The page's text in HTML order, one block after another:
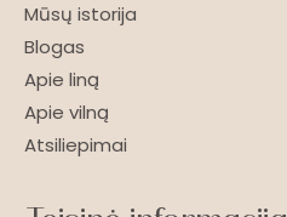
Mūsų istorija
Blogas
Apie liną
Apie vilną
Atsiliepimai